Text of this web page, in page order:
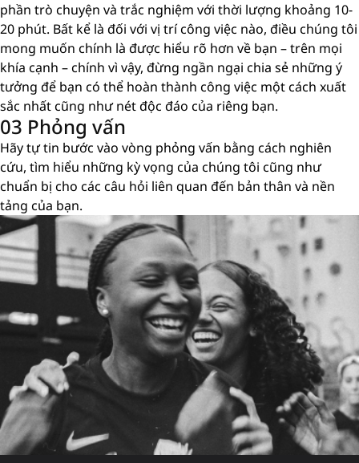
phần trò chuyện và trắc nghiệm với thời lượng khoảng 10-
20 phút. Bất kể là đối với vị trí công việc nào, điều chúng tôi
mong muốn chính là được hiểu rõ hơn về bạn – trên mọi
khía cạnh – chính vì vậy, đừng ngần ngại chia sẻ những ý
tưởng để bạn có thể hoàn thành công việc một cách xuất
sắc nhất cũng như nét độc đáo của riêng bạn.
03 Phỏng vấn
Hãy tự tin bước vào vòng phỏng vấn bằng cách nghiên
cứu, tìm hiểu những kỳ vọng của chúng tôi cũng như
chuẩn bị cho các câu hỏi liên quan đến bản thân và nền
tảng của bạn.